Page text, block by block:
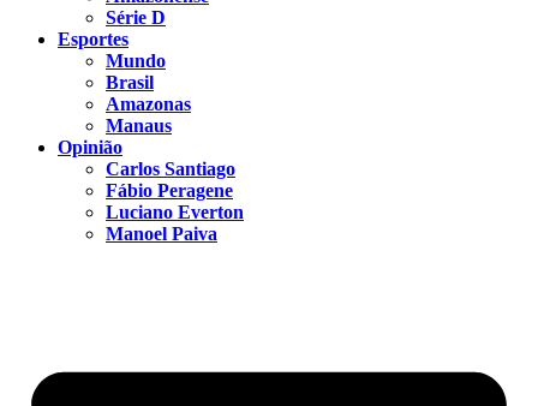
Série D
Esportes
Mundo
Brasil
Amazonas
Manaus
Opinião
Carlos Santiago
Fábio Peragene
Luciano Everton
Manoel Paiva